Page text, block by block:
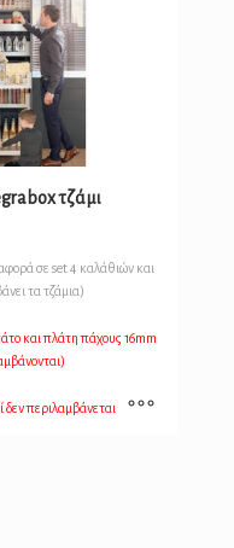
τζάμι
σε set 4 καλάθιών και
τα τζάμια)
και πλάτη πάχους 16mm
δεν περιλαμβάνεται